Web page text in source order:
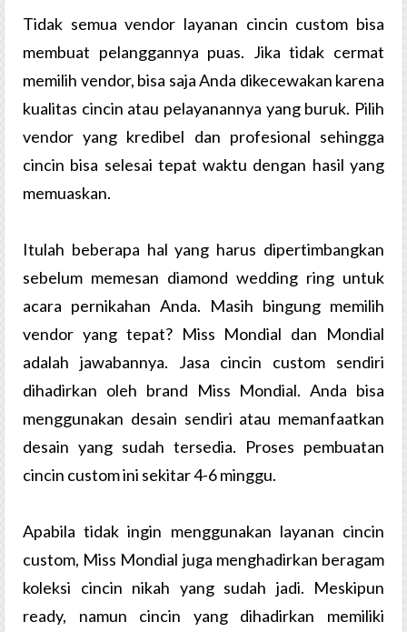
Tidak semua vendor layanan cincin custom bisa
membuat pelanggannya puas. Jika tidak cermat
memilih vendor, bisa saja Anda dikecewakan karena
kualitas cincin atau pelayanannya yang buruk. Pilih
vendor yang kredibel dan profesional sehingga
cincin bisa selesai tepat waktu dengan hasil yang
memuaskan.
Itulah beberapa hal yang harus dipertimbangkan
sebelum memesan diamond wedding ring untuk
acara pernikahan Anda. Masih bingung memilih
vendor yang tepat? Miss Mondial dan Mondial
adalah jawabannya. Jasa cincin custom sendiri
dihadirkan oleh brand Miss Mondial. Anda bisa
menggunakan desain sendiri atau memanfaatkan
desain yang sudah tersedia. Proses pembuatan
cincin custom ini sekitar 4-6 minggu.
Apabila tidak ingin menggunakan layanan cincin
custom, Miss Mondial juga menghadirkan beragam
koleksi cincin nikah yang sudah jadi. Meskipun
ready, namun cincin yang dihadirkan memiliki